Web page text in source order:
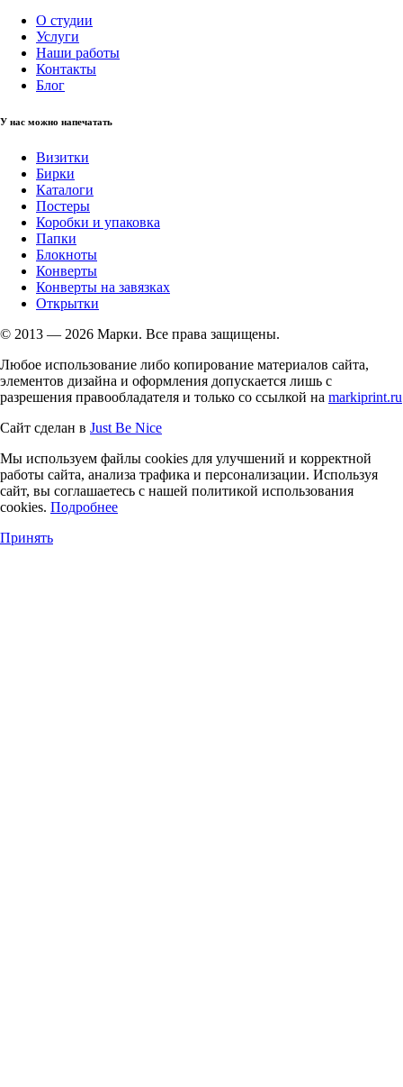
О студии
Услуги
Наши работы
Контакты
Блог
У нас можно напечатать
Визитки
Бирки
Каталоги
Постеры
Коробки и упаковка
Папки
Блокноты
Конверты
Конверты на завязках
Открытки
© 2013 — 2026 Марки. Все права защищены.
Любое использование либо копирование материалов сайта,
элементов дизайна и оформления допускается лишь с
разрешения правообладателя и только со ссылкой на markiprint.ru
Сайт сделан в Just Be Nice
Мы используем файлы cookies для улучшений и корректной
работы сайта, анализа трафика и персонализации. Используя
сайт, вы соглашаетесь с нашей политикой использования
cookies. Подробнее
Принять